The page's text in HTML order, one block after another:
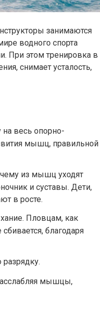
занимаются
водного спорта
При этом тренировка в
снимает усталость,
на весь опорно-
мышц, правильной
чему из мышц уходят
и суставы. Дети,
в росте.
Пловцам, как
благодаря
мышцы,